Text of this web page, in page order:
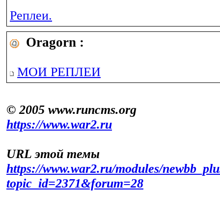
Реплеи.
Oragorn :
МОИ РЕПЛЕИ
© 2005 www.runcms.org
https://www.war2.ru
URL этой темы
https://www.war2.ru/modules/
topic_id=2371&forum=28